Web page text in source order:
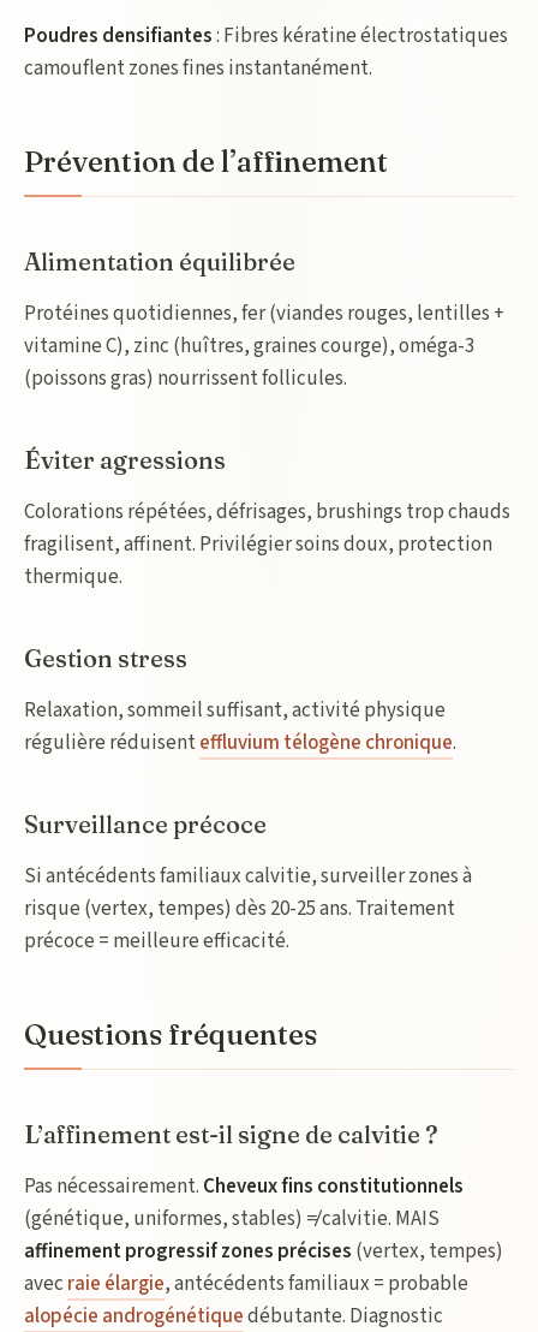
Poudres densifiantes: Fibres kératine électrostatiques
camouflent zones fines instantanément.
Prévention de l’affinement
Alimentation équilibrée
Protéines quotidiennes, fer (viandes rouges, lentilles +
vitamine C), zinc (huîtres, graines courge), oméga-3
(poissons gras) nourrissent follicules.
Éviter agressions
Colorations répétées, défrisages, brushings trop chauds
fragilisent, affinent. Privilégier soins doux, protection
thermique.
Gestion stress
Relaxation, sommeil suffisant, activité physique
régulière réduisenteffluvium télogène chronique.
Surveillance précoce
Si antécédents familiaux calvitie, surveiller zones à
risque (vertex, tempes) dès 20-25 ans. Traitement
précoce = meilleure efficacité.
Questions fréquentes
L’affinement est-il signe de calvitie ?
Pas nécessairement. Cheveux fins constitutionnels
(génétique, uniformes, stables) ≠ calvitie. MAIS
affinement progressif zones précises (vertex, tempes)
avec raie élargie, antécédents familiaux = probable
alopécie androgénétiquedébutante. Diagnostic